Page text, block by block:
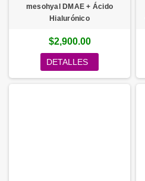
mesohyal DMAE + Ácido
Hialurónico
$2,900.00
DETALLES